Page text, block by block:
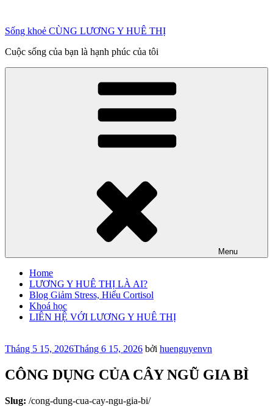
phần
dung
Sống khoẻ CÙNG LƯƠNG Y HUÊ THỊ
Cuộc sống của bạn là hạnh phúc của tôi
Menu
Home
LƯƠNG Y HUÊ THỊ LÀ AI?
Blog Giảm Stress, Hiểu Cortisol
Khoá học
LIÊN HỆ VỚI LƯƠNG Y HUÊ THỊ
Đăng
Tháng 5 15, 2026Tháng 6 15, 2026 bởi huenguyenvn
CÔNG DỤNG CỦA CÂY NGŨ GIA BÌ
Slug: /cong-dung-cua-cay-ngu-gia-bi/